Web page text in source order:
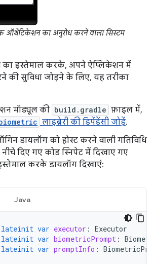
ऑथेंटिकेशन का अनुरोध करने वाला सिस्टम
का इस्तेमाल करके, अपने ऐप्लिकेशन में
की सुविधा जोड़ने के लिए, यह तरीका
मॉड्यूल की build.gradle फ़ाइल में,
लाइब्रेरी की डिपेंडेंसी जोड़ें.
डायलॉग को होस्ट करने वाली गतिविधि
दिए गए कोड स्निपेट में दिखाए गए
करके डायलॉग दिखाएं:
Java
lateinit var executor : Executor
lateinit var biometricPrompt :
lateinit var promptInfo :